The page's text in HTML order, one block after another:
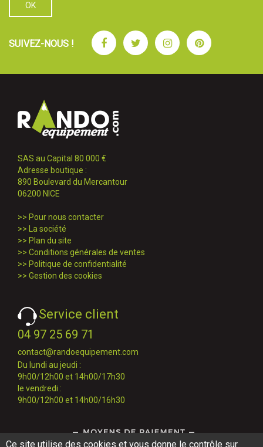
SUIVEZ-NOUS ! FacebookTwitterInstagramPinterest
SAS au Capital 80 000 €
Adresse boutique :
890 Boulevard du Mercantour
06200 NICE
>> Pour nous contacter
>> La société
>> Plan du site
>> Conditions générales de ventes
>> Politique de confidentialité
>> Gestion des cookies
Service client
04 97 25 69 71
contact@randoequipement.com
Du lundi au jeudi :
9h00/12h00 et 14h00/17h30
le vendredi :
9h00/12h00 et 14h00/16h30
Ce site utilise des cookies et vous donne le contrôle sur